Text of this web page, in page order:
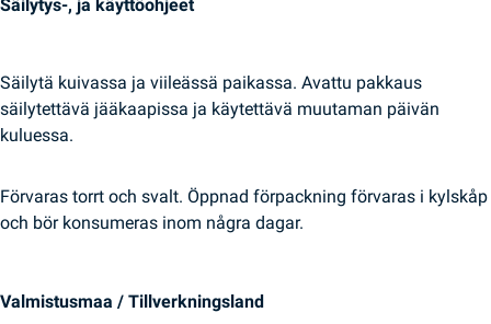
Säilytys-, ja käyttöohjeet
Säilytä kuivassa ja viileässä paikassa. Avattu pakkaus
säilytettävä jääkaapissa ja käytettävä muutaman päivän
kuluessa.
Förvaras torrt och svalt. Öppnad förpackning förvaras i kylskåp
och bör konsumeras inom några dagar.
Valmistusmaa / Tillverkningsland